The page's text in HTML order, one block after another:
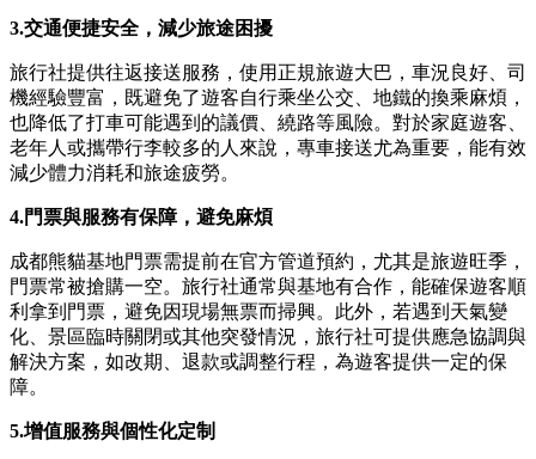
3.交通便捷安全，減少旅途困擾
旅行社提供往返接送服務，使用正規旅遊大巴，車況良好、司
機經驗豐富，既避免了遊客自行乘坐公交、地鐵的換乘麻煩，
也降低了打車可能遇到的議價、繞路等風險。對於家庭遊客、
老年人或攜帶行李較多的人來說，專車接送尤為重要，能有效
減少體力消耗和旅途疲勞。
4.門票與服務有保障，避免麻煩
成都熊貓基地門票需提前在官方管道預約，尤其是旅遊旺季，
門票常被搶購一空。旅行社通常與基地有合作，能確保遊客順
利拿到門票，避免因現場無票而掃興。此外，若遇到天氣變
化、景區臨時關閉或其他突發情況，旅行社可提供應急協調與
解決方案，如改期、退款或調整行程，為遊客提供一定的保
障。
5.增值服務與個性化定制